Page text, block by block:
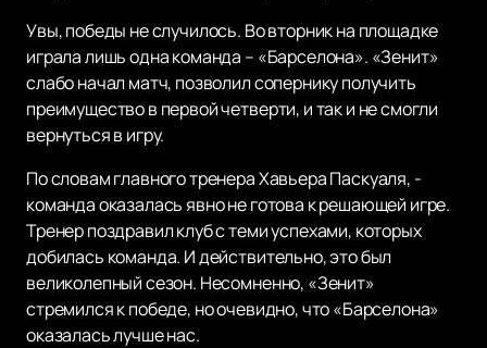
Увы, победы не случилось. Во вторник на площадке
играла лишь одна команда – «Барселона». «Зенит»
слабо начал матч, позволил сопернику получить
преимущество в первой четверти, и так и не смогли
вернуться в игру.
По словам главного тренера Хавьера Паскуаля, -
команда оказалась явно не готова к решающей игре.
Тренер поздравил клуб с теми успехами, которых
добилась команда. И действительно, это был
великолепный сезон. Несомненно, «Зенит»
стремился к победе, но очевидно, что «Барселона»
оказалась лучше нас.